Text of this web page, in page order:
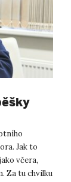
Jak to
včera,
Za tu chvilku